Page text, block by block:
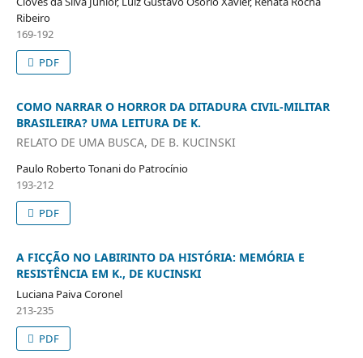
Ribeiro
169-192
PDF
COMO NARRAR O HORROR DA DITADURA CIVIL-MILITAR
BRASILEIRA? UMA LEITURA DE K.
RELATO DE UMA BUSCA, DE B. KUCINSKI
Paulo Roberto Tonani do Patrocínio
193-212
PDF
A FICÇÃO NO LABIRINTO DA HISTÓRIA: MEMÓRIA E
RESISTÊNCIA EM K., DE KUCINSKI
Luciana Paiva Coronel
213-235
PDF